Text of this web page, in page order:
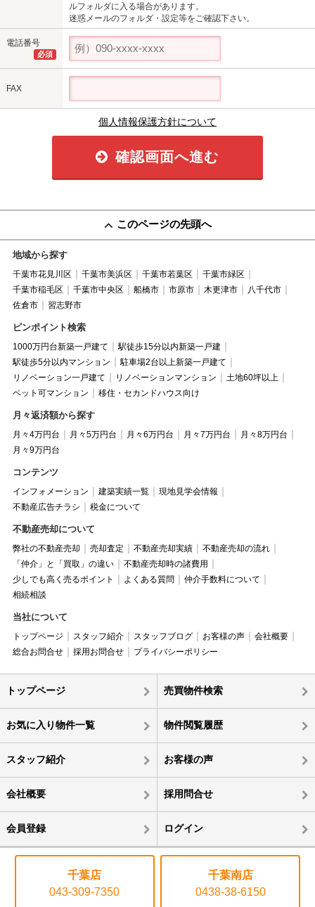
ルフォルダに入る場合があります。
迷惑メールのフォルダ・設定等をご確認下さい。
電話番号
必須
FAX
個人情報保護方針について
確認画面へ進む
このページの先頭へ
地域から探す
千葉市花見川区 千葉市美浜区 千葉市若葉区
千葉市緑区
千葉市稲毛区
千葉市中央区 船橋市 市原市 木更津市
八千代市
佐倉市
習志野市
ピンポイント検索
1000万円台新築一戸建て
駅徒歩15分以内新築一戸建
駅徒歩5分以内マンション
駐車場2台以上新築一戸建て
リノベーション一戸建て
リノベーションマンション
土地60坪以上
ペット可マンション
移住・セカンドハウス向け
月々返済額から探す
月々4万円台 月々5万円台 月々6万円台 月々7万円台
月々8万円台
月々9万円台
コンテンツ
インフォメーション 建築実績一覧
現地見学会情報
不動産広告チラシ
税金について
不動産売却について
弊社の不動産売却 売却査定 不動産売却実績
不動産売却の流れ
「仲介」と「買取」の違い
不動産売却時の諸費用
少しでも高く売るポイント
よくある質問
仲介手数料について
相続相談
当社について
トップページ スタッフ紹介 スタッフブログ お客様の声
会社概要
総合お問合せ
採用お問合せ プライバシーポリシー
トップページ 売買物件検索
お気に入り物件一覧 物件閲覧履歴
スタッフ紹介 お客様の声
会社概要 採用問合せ
会員登録 ログイン
千葉店
043-309-7350
千葉南店
0438-38-6150